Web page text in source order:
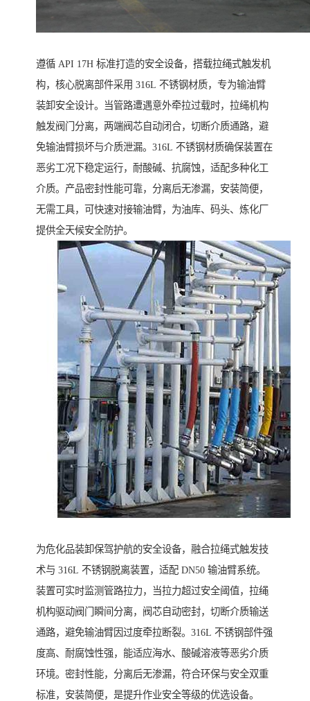
遵循 API 17H 标准打造的安全设备，搭载拉绳式触发机
构，核心脱离部件采用 316L 不锈钢材质，专为输油臂
装卸安全设计。当管路遭遇意外牵拉过载时，拉绳机构
触发阀门分离，两端阀芯自动闭合，切断介质通路，避
免输油臂损坏与介质泄漏。316L 不锈钢材质确保装置在
恶劣工况下稳定运行，耐酸碱、抗腐蚀，适配多种化工
介质。产品密封性能可靠，分离后无渗漏，安装简便，
无需工具，可快速对接输油臂，为油库、码头、炼化厂
提供全天候安全防护。
为危化品装卸保驾护航的安全设备，融合拉绳式触发技
术与 316L 不锈钢脱离装置，适配 DN50 输油臂系统。
装置可实时监测管路拉力，当拉力超过安全阈值，拉绳
机构驱动阀门瞬间分离，阀芯自动密封，切断介质输送
通路，避免输油臂因过度牵拉断裂。316L 不锈钢部件强
度高、耐腐蚀性强，能适应海水、酸碱溶液等恶劣介质
环境。密封性能，分离后无渗漏，符合环保与安全双重
标准，安装简便，是提升作业安全等级的优选设备。